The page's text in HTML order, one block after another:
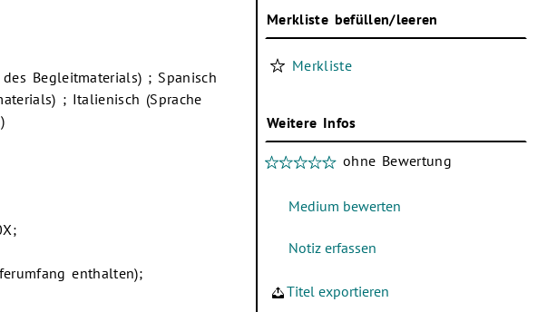
Begleitmaterials) ; Spanisch
; Italienisch (Sprache
enthalten);
Merkliste befüllen/leeren
Merkliste
Weitere Infos
ohne Bewertung
Titel exportieren